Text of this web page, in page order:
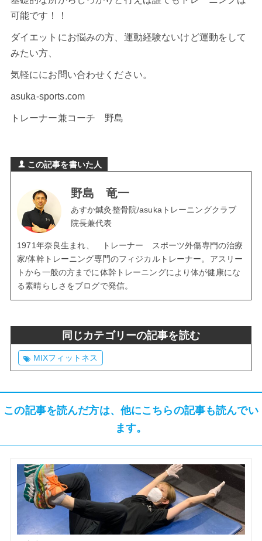
可能です！！
ダイエットにお悩みの方、運動経験ないけど運動をして
みたい方、
気軽ににお問い合わせください。
asuka-sports.com
トレーナー兼コーチ 野島
この記事を書いた人
野島 竜一
あすか鍼灸整骨院/asukaトレーニングクラブ
院長兼代表
1971年奈良生まれ、 トレーナー スポーツ外傷専門の治療
家/体幹トレーニング専門のフィジカルトレーナー。アスリー
トから一般の方までに体幹トレーニングにより体が健康にな
る素晴らしさをブログで発信。
同じカテゴリーの記事を読む
MIXフィットネス
この記事を読んだ方は、他にこちらの記事も読んでい
ます。